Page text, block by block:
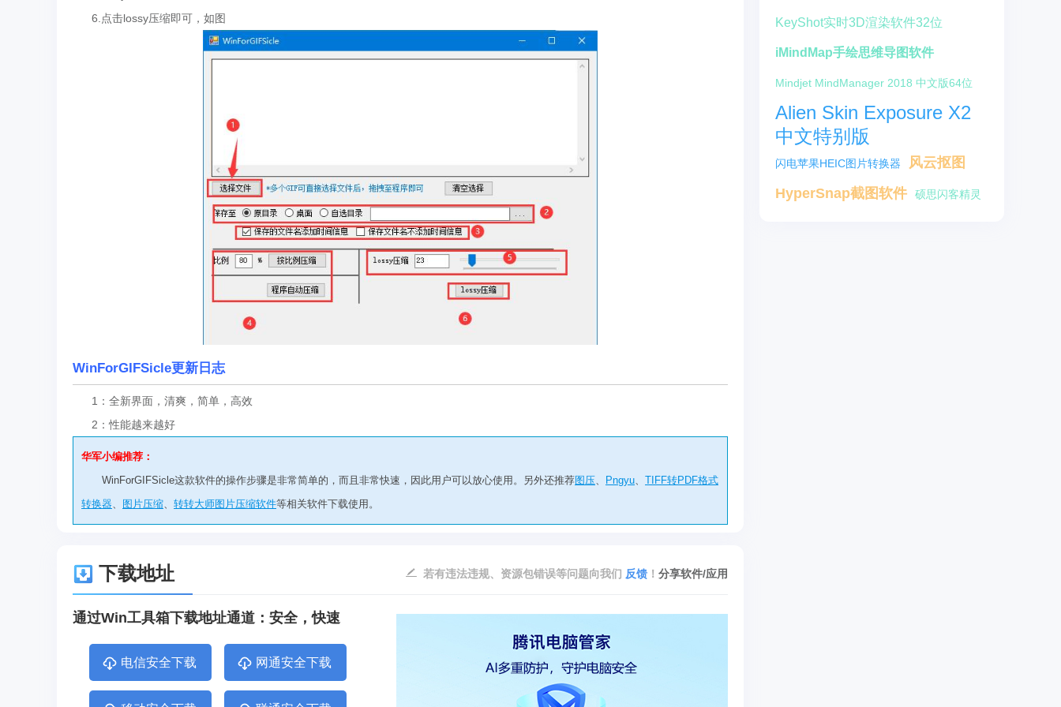
6.点击lossy压缩即可，如图
WinForGIFSicle更新日志
1：全新界面，清爽，简单，高效
2：性能越来越好
华军小编推荐：
WinForGIFSicle这款软件的操作步骤是非常简单的，而且非常快速，因此用户可以放心使用。另外还推荐图压、 Pngyu、 TIFF转PDF格式
转换器、 图片压缩、 转转大师图片压缩软件等相关软件下载使用。
下载地址 分享软件/应用
若有违法违规、资源包错误等问题向我们 反馈 ！
通过Win工具箱下载地址通道：安全，快速
电信安全下载 网通安全下载
KeyShot实时3D渲染软件32位
iMindMap手绘思维导图软件
Mindjet MindManager 2018 中文版64位
Alien Skin Exposure X2
中文特别版
闪电苹果HEIC图片转换器
风云抠图
HyperSnap截图软件
硕思闪客精灵